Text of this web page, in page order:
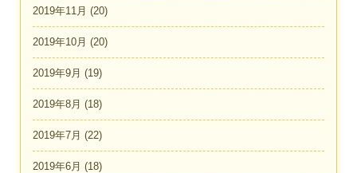
2019年11月 (20)
2019年10月 (20)
2019年9月 (19)
2019年8月 (18)
2019年7月 (22)
2019年6月 (18)